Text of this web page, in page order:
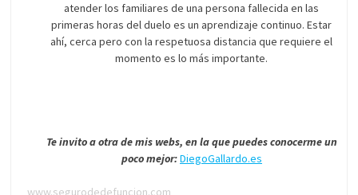
atender los familiares de una persona fallecida en las
primeras horas del duelo es un aprendizaje continuo. Estar
ahí, cerca pero con la respetuosa distancia que requiere el
momento es lo más importante.
Te invito a otra de mis webs, en la que puedes conocerme un
poco mejor:DiegoGallardo.es
www.segurodedefuncion.com